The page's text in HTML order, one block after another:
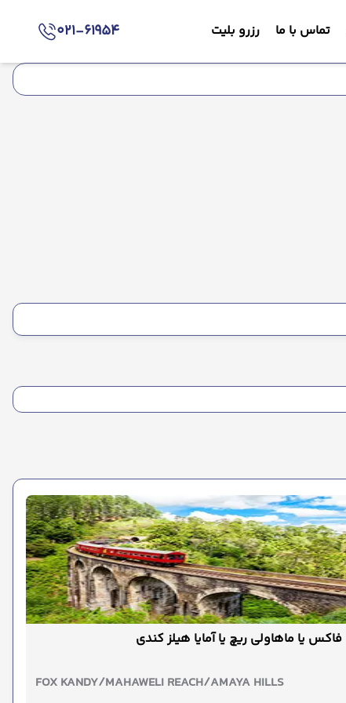
تماس با ما رزرو بلیت 021-61954
فاکس یا ماهاولی ریچ یا آمایا هیلز کندی
FOX KANDY/MAHAWELI REACH/AMAYA HILLS